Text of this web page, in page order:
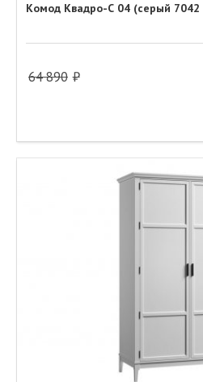
Комод Квадро-С 04 (серый 7042
64 890